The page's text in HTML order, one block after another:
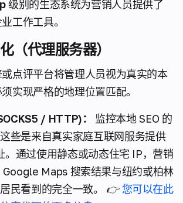
级别的生态系统为营销人员提供了
工作工具。
（代理服务器）
点评平台将管理人员视为真实的本
实现严格的地理位置匹配。
/ HTTP)：
监控本地 SEO 的
些是来自真实家庭互联网服务提供
。通过使用静态或动态住宅 IP，营销
Google Maps 搜索结果与纽约或柏林
民看到的完全一致。 👉 您可以在此